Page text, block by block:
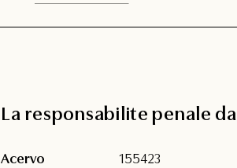
La responsabilite penale
Acervo 155423